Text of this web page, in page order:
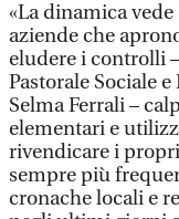
«La dinamica
aziende che
eludere i controlli
Pastorale Sociale
Selma Ferrali –
elementari e
rivendicare i
sempre più
cronache locali e